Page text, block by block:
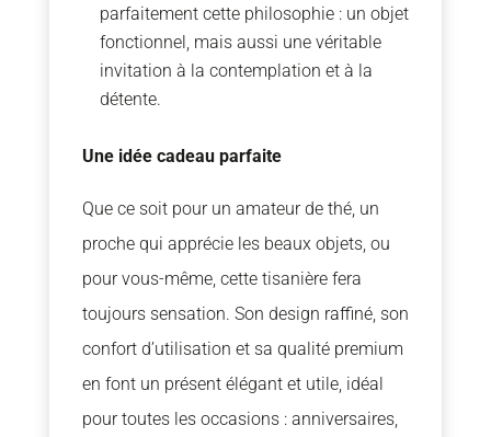
parfaitement cette philosophie : un objet
fonctionnel, mais aussi une véritable
invitation à la contemplation et à la
détente.
Une idée cadeau parfaite
Que ce soit pour un amateur de thé, un
proche qui apprécie les beaux objets, ou
pour vous-même, cette tisanière fera
toujours sensation. Son design raffiné, son
confort d’utilisation et sa qualité premium
en font un présent élégant et utile, idéal
pour toutes les occasions : anniversaires,